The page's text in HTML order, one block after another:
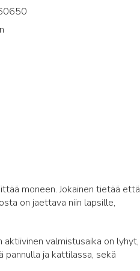
moneen. Jokainen tietää että
on jaettava niin lapsille,
valmistusaika on lyhyt,
ja kattilassa, sekä